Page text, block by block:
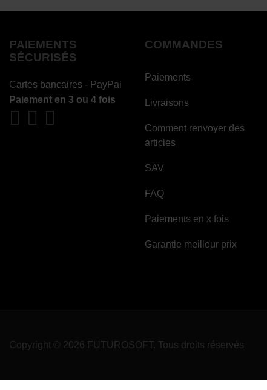
PAIEMENTS
SÉCURISÉS
Cartes bancaires - PayPal
Paiement en 3 ou 4 fois
COMMANDES
Paiements
Livraisons
Comment renvoyer des
articles
SAV
FAQ
Paiements en x fois
Garantie meilleur prix
Copyright © 2026 FUTUROSOFT. Tous droits réservés